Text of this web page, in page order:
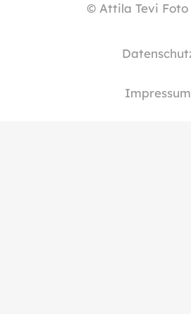
© Attila Tevi Foto
Impressum